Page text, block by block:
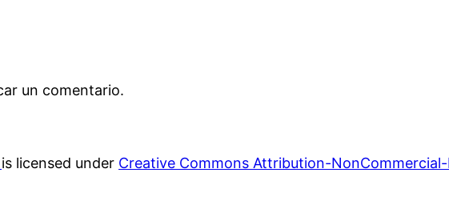
un comentario.
is licensed under Creative Commons Attribution-